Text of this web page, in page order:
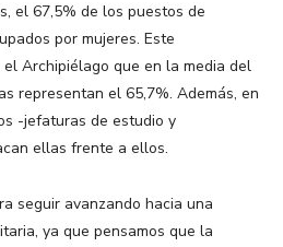
el 67,5% de los puestos de
por mujeres. Este
Archipiélago que en la media del
representan el 65,7%. Además, en
-jefaturas de estudio y
ellas frente a ellos.
seguir avanzando hacia una
ya que pensamos que la